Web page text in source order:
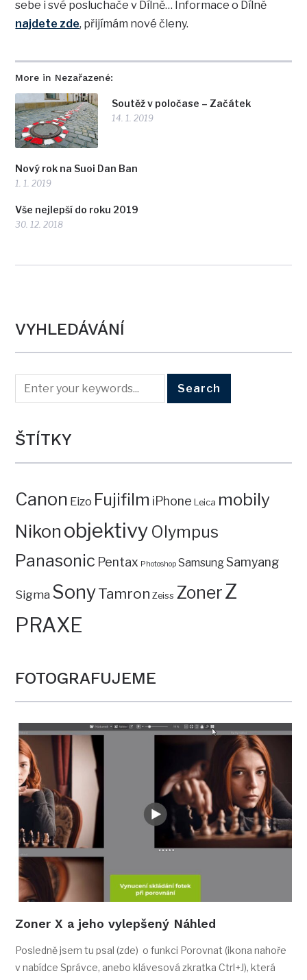
More in Nezařazené:
Soutěž v poločase – Začátek
14. 1. 2019
Nový rok na Suoi Dan Ban
1. 1. 2019
Vše nejlepší do roku 2019
30. 12. 2018
sebe i své posluchače v Dílně… Informace o Dílně
najdete zde, přijímám nové členy.
VYHLEDÁVÁNÍ
ŠTÍTKY
Canon Eizo Fujifilm iPhone Leica mobily
Nikon objektivy Olympus
Panasonic Pentax Photoshop SamsungSamyang
Sigma SonyTamron Zeiss ZonerZ
PRAXE
FOTOGRAFUJEME
Zoner X a jeho vylepšený Náhled
Posledně jsem tu psal (zde) o funkci Porovnat (ikona nahoře
v nabídce Správce, anebo klávesová zkratka Ctrl+J), která